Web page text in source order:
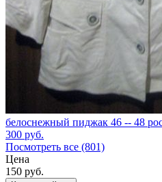
белоснежный пиджак 46 -- 48
300 руб.
Посмотреть все (801)
Цена
150 руб.